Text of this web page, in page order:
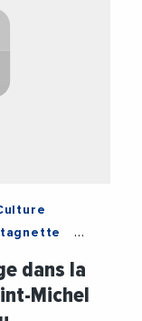
de Tarascon
dans la
Michel